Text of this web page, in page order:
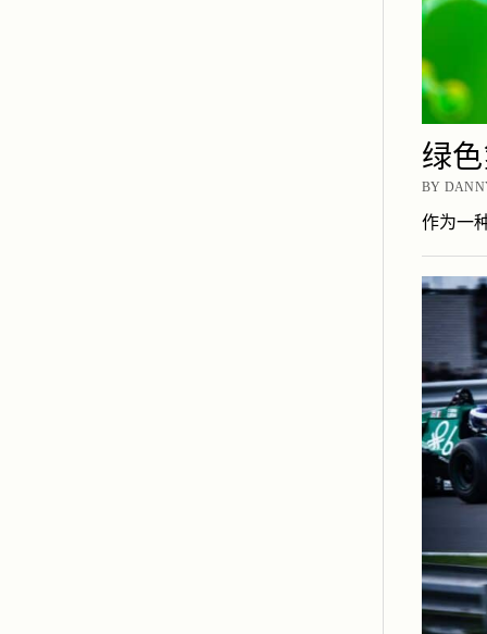
绿
BY
作为一